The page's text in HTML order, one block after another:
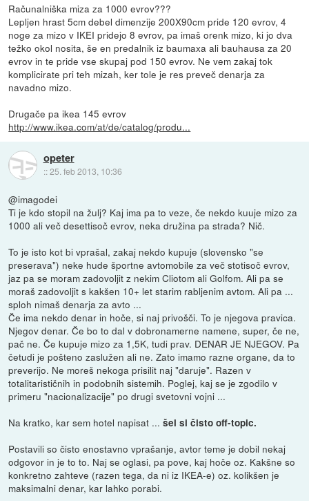
Računalniška miza za 1000 evrov???
Lepljen hrast 5cm debel dimenzije 200X90cm pride 120 evrov, 4
noge za mizo v IKEI pridejo 8 evrov, pa imaš orenk mizo, ki jo dva
težko okol nosita, še en predalnik iz baumaxa ali bauhausa za 20
evrov in te pride vse skupaj pod 150 evrov. Ne vem zakaj tok
komplicirate pri teh mizah, ker tole je res preveč denarja za
navadno mizo.
Drugače pa ikea 145 evrov
http://www.ikea.com/at/de/catalog/produ...
opeter
::25. feb 2013, 10:36
@imagodei
Ti je kdo stopil na žulj? Kaj ima pa to veze, če nekdo kuuje mizo za
1000 ali več desettisoč evrov, neka družina pa strada? Nič.
To je isto kot bi vprašal, zakaj nekdo kupuje (slovensko "se
preserava") neke hude športne avtomobile za več stotisoč evrov,
jaz pa se moram zadovoljit z nekim Cliotom ali Golfom. Ali pa se
moraš zadovoljit s kakšen 10+ let starim rabljenim avtom. Ali pa ...
sploh nimaš denarja za avto ...
Če ima nekdo denar in hoče, si naj privošči. To je njegova pravica.
Njegov denar. Če bo to dal v dobronamerne namene, super, če ne,
pač ne. Če kupuje mizo za 1,5K, tudi prav. DENAR JE NJEGOV. Pa
četudi je pošteno zaslužen ali ne. Zato imamo razne organe, da to
preverijo. Ne moreš nekoga prisilit naj "daruje". Razen v
totalitarističnih in podobnih sistemih. Poglej, kaj se je zgodilo v
primeru "nacionalizacije" po drugi svetovni vojni ...
Na kratko, kar sem hotel napisat ...šel si čisto off-topic.
Postavili so čisto enostavno vprašanje, avtor teme je dobil nekaj
odgovor in je to to. Naj se oglasi, pa pove, kaj hoče oz. Kakšne so
konkretno zahteve (razen tega, da ni iz IKEA-e) oz. kolikšen je
maksimalni denar, kar lahko porabi.